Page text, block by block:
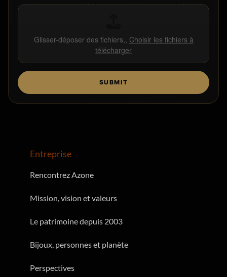
Glisser-déposer des fichiers,, Choisir les fichiers à
télécharger
SUBMIT
Entreprise
Rencontrez Azone
Mission, vision et valeurs
Le patrimoine depuis 2003
Bijoux, personnes et planète
Perspectives